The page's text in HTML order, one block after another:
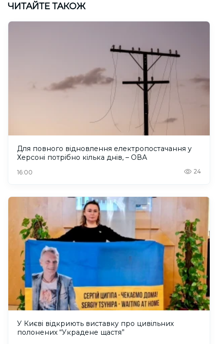
ЧИТАЙТЕ ТАКОЖ
Для повного відновлення електропостачання у
Херсоні потрібно кілька днів, – ОВА
16:00 24
У Києві відкриють виставку про цивільних
полонених “Украдене щастя”